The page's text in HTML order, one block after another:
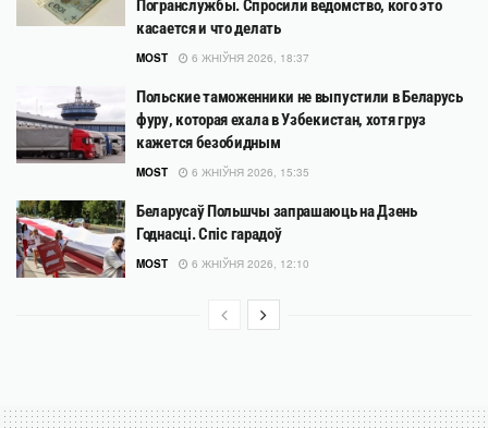
Погранслужбы. Спросили ведомство, кого это
касается и что делать
MOST 6 ЖНІЎНЯ 2026, 18:37
Польские таможенники не выпустили в Беларусь
фуру, которая ехала в Узбекистан, хотя груз
кажется безобидным
MOST 6 ЖНІЎНЯ 2026, 15:35
Беларусаў Польшчы запрашаюць на Дзень
Годнасці. Спіс гарадоў
MOST 6 ЖНІЎНЯ 2026, 12:10